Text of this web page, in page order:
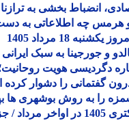
بخشی به ترازنامه و
هرمس چه اطلاعاتی به دست
مرداد 1405
و جورجینا به سبک ایرانی
هویت روحانیت؛
را دشوار کرده
به روش بوشهری ها بپزید
اعلام نتایج نهایی دکتری 1405 در اواخر